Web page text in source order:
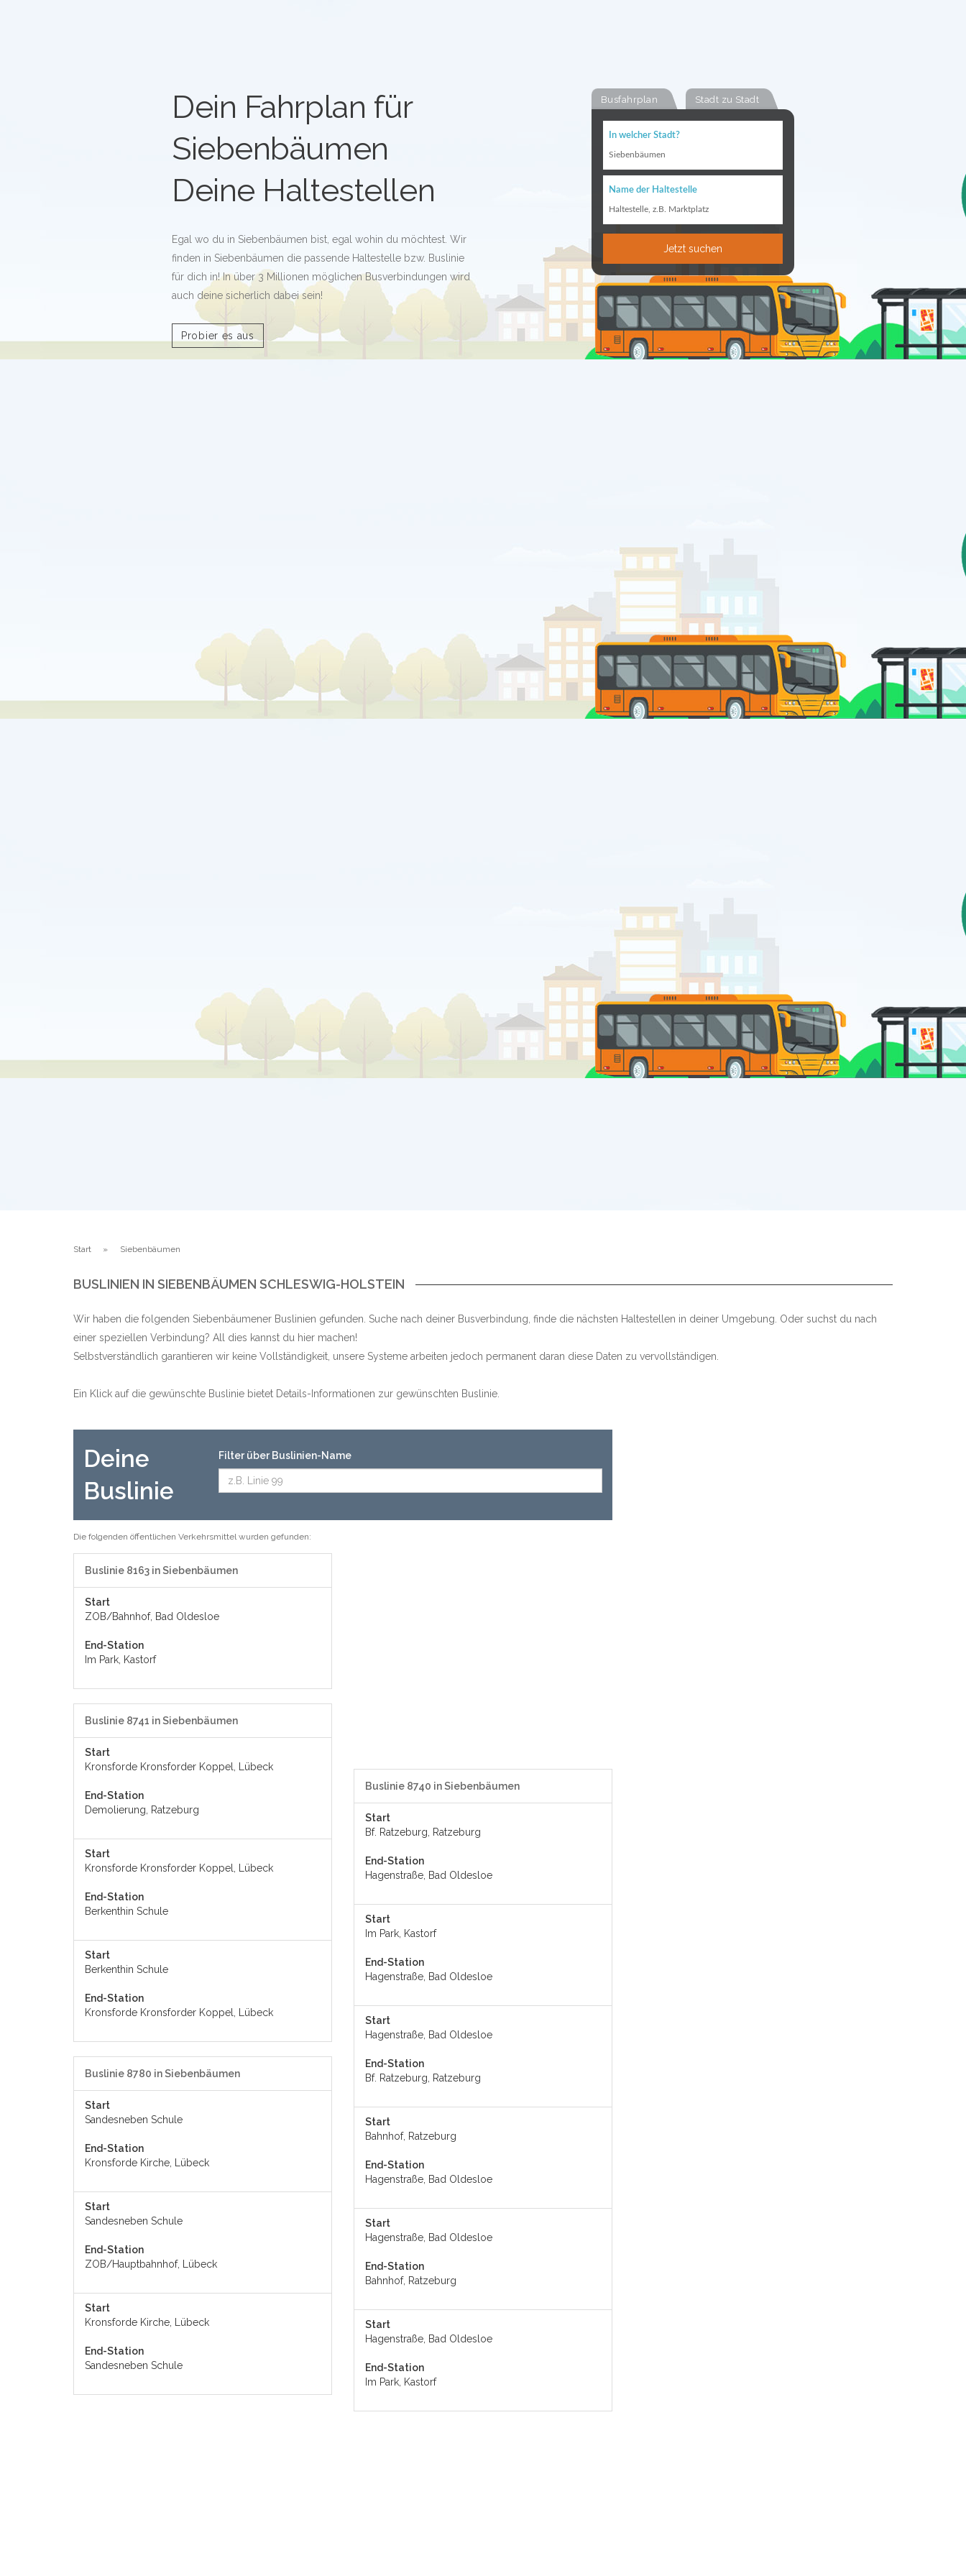
Busfahrplan Stadt zu Stadt
In welcher Stadt?
Siebenbäumen
Name der Haltestelle
Haltestelle, z.B. Marktplatz
Jetzt suchen
Dein Fahrplan für
Siebenbäumen
Deine Haltestellen
Egal wo du in Siebenbäumen bist, egal wohin du möchtest. Wir
finden in Siebenbäumen die passende Haltestelle bzw. Buslinie
für dich in! In über 3 Millionen möglichen Busverbindungen wird
auch deine sicherlich dabei sein!
Probier es aus
Start Siebenbäumen
BUSLINIEN IN SIEBENBÄUMEN SCHLESWIG-HOLSTEIN
Wir haben die folgenden Siebenbäumener Buslinien gefunden. Suche nach deiner Busverbindung, finde die nächsten Haltestellen in deiner Umgebung. Oder suchst du nach
einer speziellen Verbindung? All dies kannst du hier machen!
Selbstverständlich garantieren wir keine Vollständigkeit, unsere Systeme arbeiten jedoch permanent daran diese Daten zu vervollständigen.
Ein Klick auf die gewünschte Buslinie bietet Details-Informationen zur gewünschten Buslinie.
Deine
Buslinie
Filter über Buslinien-Name
Die folgenden öffentlichen Verkehrsmittel wurden gefunden:
Buslinie 8163 in Siebenbäumen
Start
ZOB/Bahnhof, Bad Oldesloe
End-Station
Im Park, Kastorf
Buslinie 8741 in Siebenbäumen
Start
Kronsforde Kronsforder Koppel, Lübeck
End-Station
Demolierung, Ratzeburg
Start
Kronsforde Kronsforder Koppel, Lübeck
End-Station
Berkenthin Schule
Start
Berkenthin Schule
End-Station
Kronsforde Kronsforder Koppel, Lübeck
Buslinie 8780 in Siebenbäumen
Start
Sandesneben Schule
End-Station
Kronsforde Kirche, Lübeck
Start
Sandesneben Schule
End-Station
ZOB/Hauptbahnhof, Lübeck
Start
Kronsforde Kirche, Lübeck
End-Station
Sandesneben Schule
Buslinie 8740 in Siebenbäumen
Start
Bf. Ratzeburg, Ratzeburg
End-Station
Hagenstraße, Bad Oldesloe
Start
Im Park, Kastorf
End-Station
Hagenstraße, Bad Oldesloe
Start
Hagenstraße, Bad Oldesloe
End-Station
Bf. Ratzeburg, Ratzeburg
Start
Bahnhof, Ratzeburg
End-Station
Hagenstraße, Bad Oldesloe
Start
Hagenstraße, Bad Oldesloe
End-Station
Bahnhof, Ratzeburg
Start
Hagenstraße, Bad Oldesloe
End-Station
Im Park, Kastorf